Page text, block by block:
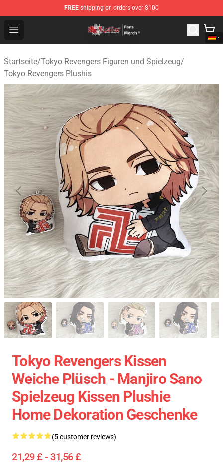
FREE shipping on orders over $100
Open menu
Tokyo Revengers Store - Official Tokyo Revengers
Startseite/Tokyo Revengers Figuren und Spielzeug/
Tokyo Revengers Plushis
Tokyo Revengers Kissen
Weiche Plüsch - Manjiro Sano
Spielzeug Kissen Plushie
Home Dekoration Geschenke
(5 customer reviews)
21,29 £ - 31,56 £